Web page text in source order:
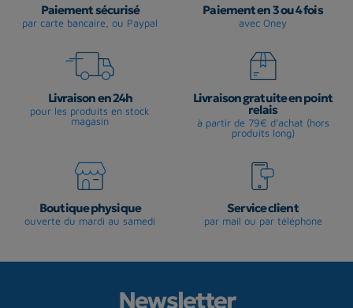
Paiement sécurisé
par carte bancaire, ou Paypal
Paiement en 3 ou 4 fois
avec Oney
Livraison en 24h
pour les produits en stock
magasin
Livraison gratuite en point
relais
à partir de 79€ d'achat (hors
produits long)
Boutique physique
ouverte du mardi au samedi
Service client
par mail ou par téléphone
Newsletter